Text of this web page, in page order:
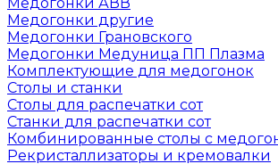
Медогонки другие
Медогонки Грановского
Медогонки Медуница ПП Плазма
Комплектующие для медогонок
Столы и станки
Столы для распечатки сот
Станки для распечатки сот
Комбинированные столы с
Рекристаллизаторы и кремовалки